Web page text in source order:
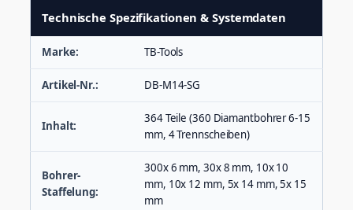
Technische Spezifikationen & Systemdaten
Marke: TB-Tools
Artikel-Nr.: DB-M14-SG
Inhalt:
364 Teile (360 Diamantbohrer 6-15
mm, 4 Trennscheiben)
Bohrer-
Staffelung:
300x 6 mm, 30x 8 mm, 10x 10
mm, 10x 12 mm, 5x 14 mm, 5x 15
mm